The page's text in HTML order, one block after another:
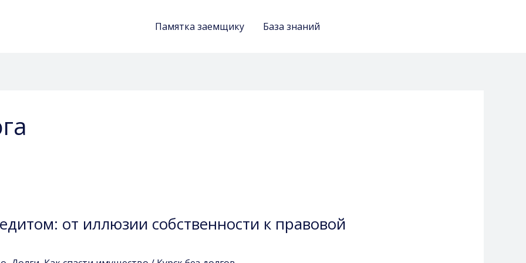
Памятка заемщику База знаний
от иллюзии собственности к правовой